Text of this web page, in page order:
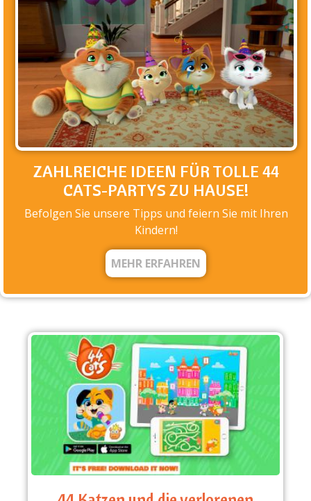
ZAHLREICHE IDEEN FÜR TOLLE 44
CATS-PARTYS ZU HAUSE!
Befolgen Sie unsere Tipps und feiern Sie mit Ihren
Kindern!
MEHR ERFAHREN